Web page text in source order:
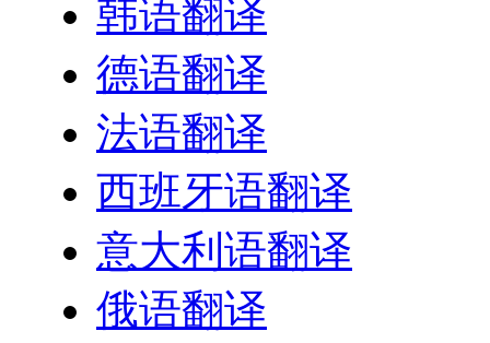
韩语翻译
德语翻译
法语翻译
西班牙语翻译
意大利语翻译
俄语翻译